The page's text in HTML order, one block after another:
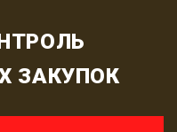
ЗАКУПОК